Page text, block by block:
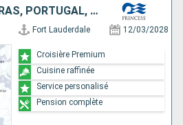
ÉTATS-UNIS, HONDURAS, PORTUGAL, MAROC, ESPAGNE, ROYAUME-UNI
Fort Lauderdale 12/03/2028
Croisière Premium
Cuisine raffinée
Service personalisé
Pension complète